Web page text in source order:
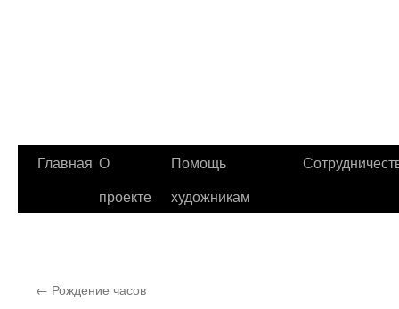
Главная О
проекте
Помощь
художникам
← Рождение часов